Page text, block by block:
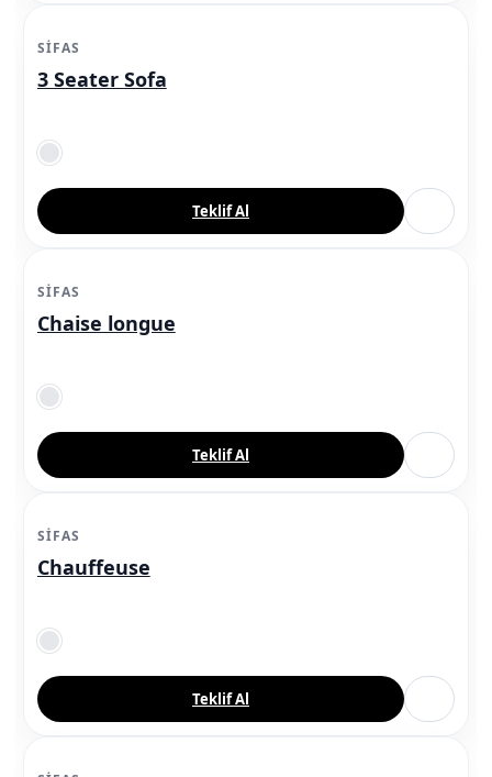
SIFAS
3 Seater Sofa
Teklif Al
SIFAS
Chaise longue
Teklif Al
SIFAS
Chauffeuse
Teklif Al